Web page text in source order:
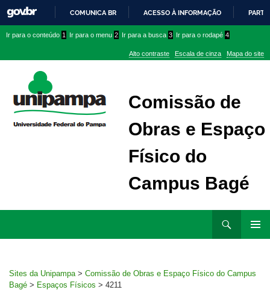
PARA
CONTEÚDO
COMUNICA BR ACESSO À INFORMAÇÃO
conteúdo
menu
superior
menu
Ir para o conteúdo 1 Ir para o menu 2 Ir para a busca 3 Ir para o rodapé 4
Alto contraste Escala de cinza Mapa do site
Comissão de
Obras e Espaço
Físico do
Campus Bagé
Sites da Unipampa > Comissão de Obras e Espaço Físico do Campus
Bagé > Espaços Físicos > 4211